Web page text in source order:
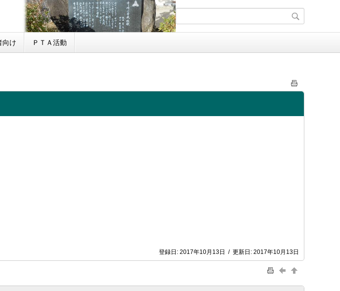
向け ＰＴＡ活動
登録日: 2017年10月13日 / 更新日: 2017年10月13日